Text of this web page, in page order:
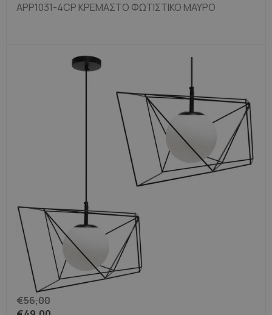
APP1031-4CP ΚΡΕΜΑΣΤΌ ΦΩΤΙΣΤΙΚΌ ΜΑΎΡΟ
€56,00